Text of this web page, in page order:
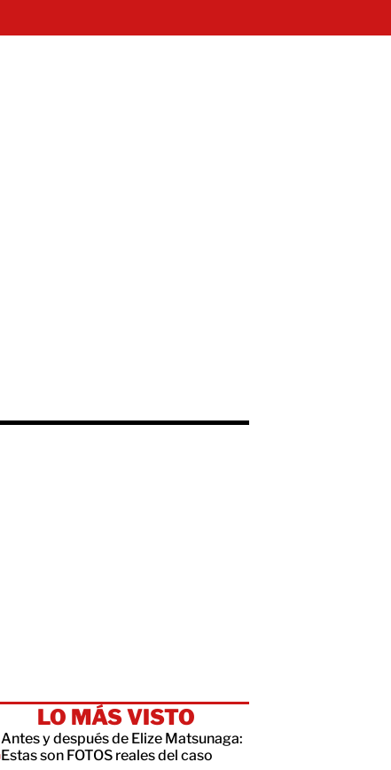
LO MÁS VISTO
Antes y después de Elize Matsunaga:
Estas son FOTOS reales del caso